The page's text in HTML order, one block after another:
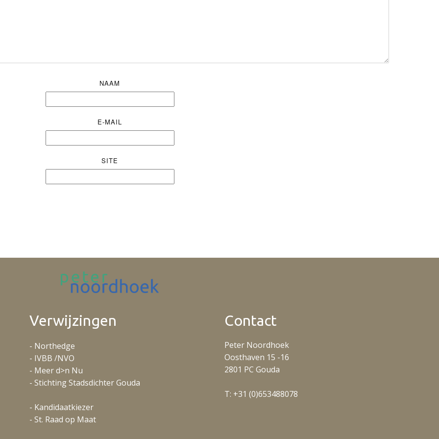
NAAM
E-MAIL
SITE
Verwijzingen
- Northedge
- IVBB /NVO
- Meer d>n Nu
- Stichting Stadsdichter Gouda
- Kandidaatkiezer
- St. Raad op Maat
Contact
Peter Noordhoek
Oosthaven 15 -16
2801 PC Gouda
T: +31 (0)653488078